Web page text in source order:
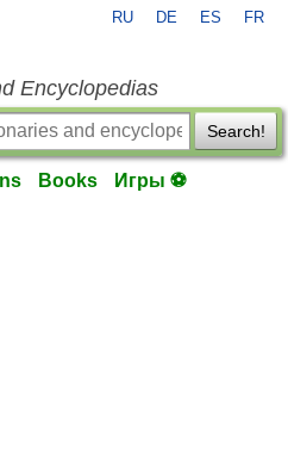
RU DE ES FR
Encyclopedias
Search!
Books Игры ⚽